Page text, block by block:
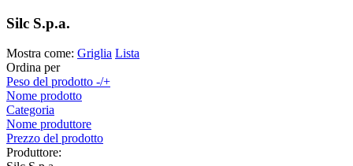
Silc S.p.a.
Mostra come: Griglia Lista
Ordina per
Peso del prodotto -/+
Nome prodotto
Categoria
Nome produttore
Prezzo del prodotto
Produttore: